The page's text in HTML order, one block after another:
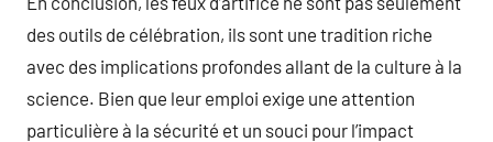
des outils de célébration, ils sont une tradition riche
avec des implications profondes allant de la culture à la
science. Bien que leur emploi exige une attention
particulière à la sécurité et un souci pour l’impact